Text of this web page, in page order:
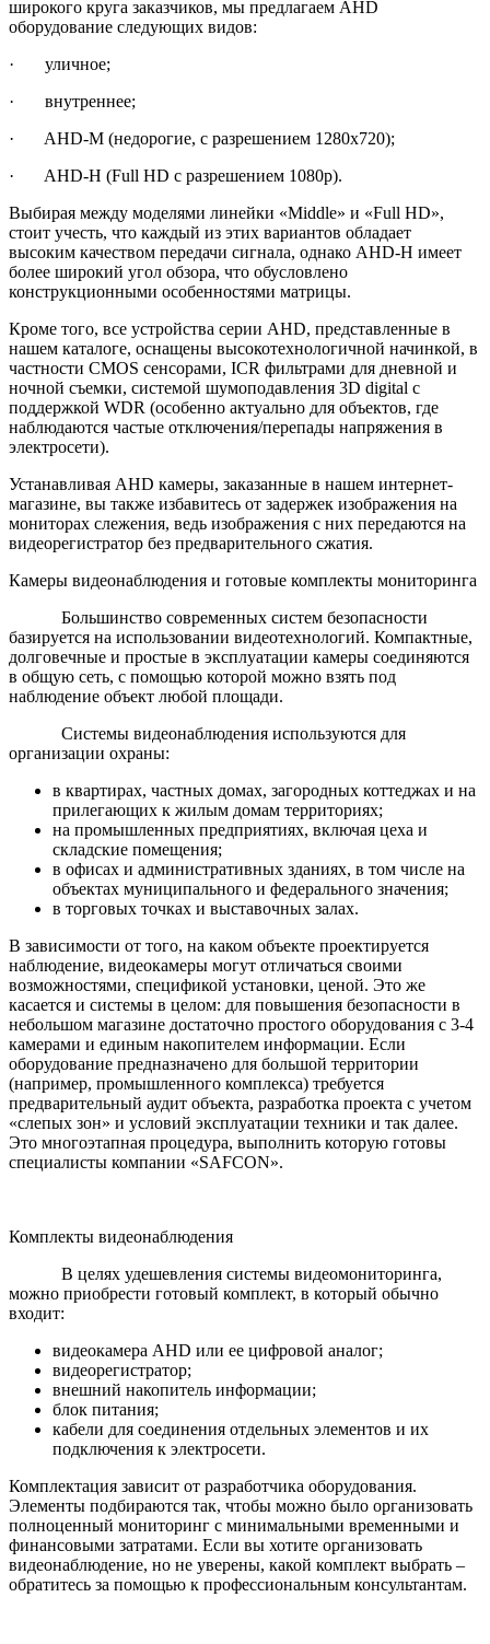
широкого круга заказчиков, мы предлагаем AHD
оборудование следующих видов:
· уличное;
· внутреннее;
· AHD-M (недорогие, с разрешением 1280х720);
· AHD-H (Full HD с разрешением 1080р).
Выбирая между моделями линейки «Middle» и «Full HD»,
стоит учесть, что каждый из этих вариантов обладает
высоким качеством передачи сигнала, однако AHD-H имеет
более широкий угол обзора, что обусловлено
конструкционными особенностями матрицы.
Кроме того, все устройства серии AHD, представленные в
нашем каталоге, оснащены высокотехнологичной начинкой, в
частности CMOS сенсорами, ICR фильтрами для дневной и
ночной съемки, системой шумоподавления 3D digital с
поддержкой WDR (особенно актуально для объектов, где
наблюдаются частые отключения/перепады напряжения в
электросети).
Устанавливая AHD камеры, заказанные в нашем интернет-
магазине, вы также избавитесь от задержек изображения на
мониторах слежения, ведь изображения с них передаются на
видеорегистратор без предварительного сжатия.
Камеры видеонаблюдения и готовые комплекты мониторинга
Большинство современных систем безопасности
базируется на использовании видеотехнологий. Компактные,
долговечные и простые в эксплуатации камеры соединяются
в общую сеть, с помощью которой можно взять под
наблюдение объект любой площади.
Системы видеонаблюдения используются для
организации охраны:
в квартирах, частных домах, загородных коттеджах и на
прилегающих к жилым домам территориях;
на промышленных предприятиях, включая цеха и
складские помещения;
в офисах и административных зданиях, в том числе на
объектах муниципального и федерального значения;
в торговых точках и выставочных залах.
В зависимости от того, на каком объекте проектируется
наблюдение, видеокамеры могут отличаться своими
возможностями, спецификой установки, ценой. Это же
касается и системы в целом: для повышения безопасности в
небольшом магазине достаточно простого оборудования с 3-4
камерами и единым накопителем информации. Если
оборудование предназначено для большой территории
(например, промышленного комплекса) требуется
предварительный аудит объекта, разработка проекта с учетом
«слепых зон» и условий эксплуатации техники и так далее.
Это многоэтапная процедура, выполнить которую готовы
специалисты компании «SAFCON».
Комплекты видеонаблюдения
В целях удешевления системы видеомониторинга,
можно приобрести готовый комплект, в который обычно
входит:
видеокамера AHD или ее цифровой аналог;
видеорегистратор;
внешний накопитель информации;
блок питания;
кабели для соединения отдельных элементов и их
подключения к электросети.
Комплектация зависит от разработчика оборудования.
Элементы подбираются так, чтобы можно было организовать
полноценный мониторинг с минимальными временными и
финансовыми затратами. Если вы хотите организовать
видеонаблюдение, но не уверены, какой комплект выбрать –
обратитесь за помощью к профессиональным консультантам.